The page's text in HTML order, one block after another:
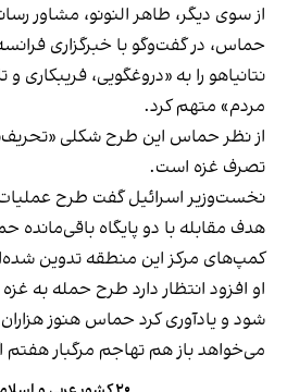
از سوی دیگر، طاهر النونو، مشاور
حماس، در گفت‌وگو با خبرگزاری
نتانیاهو را به «دروغگویی، فریبکاری
مردم» متهم کرد.
از نظر حماس این طرح شکلی
تصرف غزه است.
نخست‌وزیر اسرائیل گفت طرح‌
هدف مقابله با دو پایگاه
کمپ‌های مرکز این منطقه تدوین
او افزود انتظار دارد طرح حمله به
شود و یادآوری کرد حماس هنوز
می‌خواهد باز هم تهاجم مرگبار هفتم